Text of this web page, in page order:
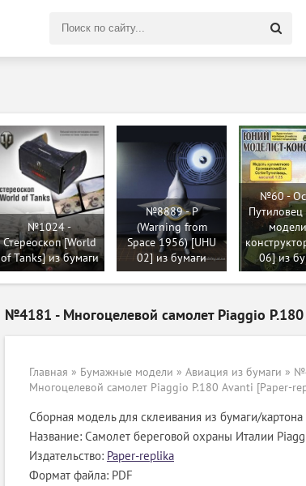
№1024 -
Стереоскоп [World
of Tanks] из бумаги
№8889 - P
(Warning from
Space 1956) [UHU
02] из бумаги
№60 -
06] из
№4181 - Многоцелевой самолет Piaggio
Главная » Бумажные модели » Авиация из бумаги »
Многоцелевой самолет Piaggio P.180 Avanti [Paper-
Сборная модель для склеивания из бумаги/
Название: Самолет береговой охраны Италии
Издательство: Paper-replika
Формат файла: PDF